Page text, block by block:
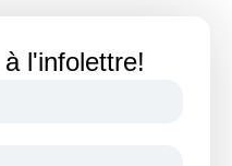
l'infolettre!